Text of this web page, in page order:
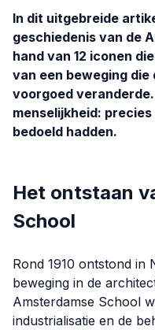
In dit uitgebreide
geschiedenis van de
hand van 12 iconen
van een beweging
voorgoed
menselijkheid:
bedoeld hadden.
Het ontstaan
School
Rond 1910 ontstond in
beweging in de
Amsterdamse School
industrialisatie en de